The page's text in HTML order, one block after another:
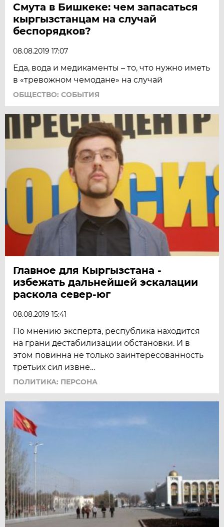
Смута в Бишкеке: чем запасаться
кыргызстанцам на случай
беспорядков?
08.08.2019 17:07
Еда, вода и медикаменты – то, что нужно иметь
в «тревожном чемодане» на случай
ОБЩЕСТВО: СОБЫТИЯ
Главное для Кыргызстана -
избежать дальнейшей эскалации
раскола север-юг
08.08.2019 15:41
По мнению эксперта, республика находится
на грани дестабилизации обстановки. И в
этом повинна не только заинтересованность
третьих сил извне…
ПОЛИТИКА: ПЕРСОНА